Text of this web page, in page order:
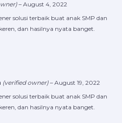
– August 4, 2022
solusi terbaik buat anak SMP dan
dan hasilnya nyata banget.
(verified owner) – August 19, 2022
solusi terbaik buat anak SMP dan
dan hasilnya nyata banget.